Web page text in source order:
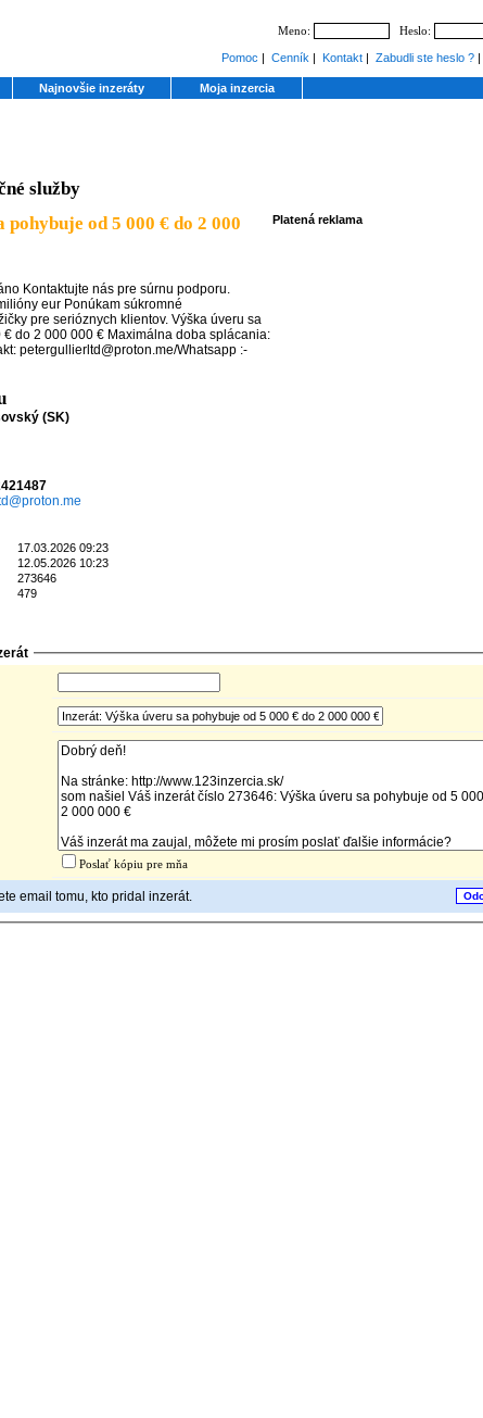
Meno: Heslo:
Pomoc | Cenník | Kontakt | Zabudli ste heslo ? |
Najnovšie inzeráty Moja inzercia
služby
pohybuje od 5 000 € do 2 000
Kontaktujte nás pre súrnu podporu.
eur Ponúkam súkromné
pre serióznych klientov. Výška úveru sa
do 2 000 000 € Maximálna doba splácania:
petergullierltd@proton.me/Whatsapp :-
(SK)
17.03.2026 09:23
12.05.2026 10:23
273646
479
Platená reklama
Poslať kópiu pre mňa
email tomu, kto pridal inzerát.